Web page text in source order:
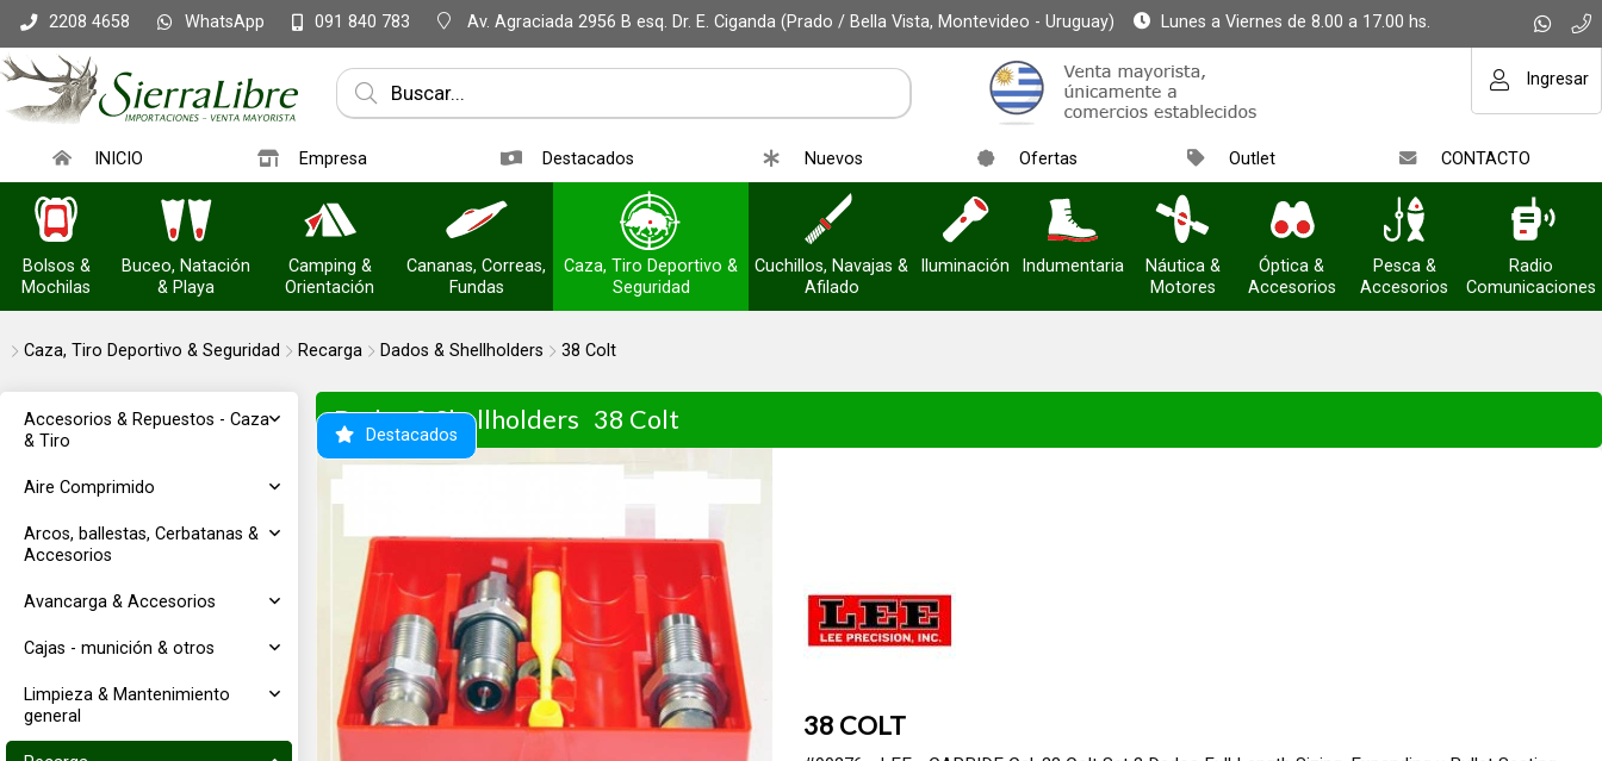
2208 4658 WhatsApp 091 840 783 Av. Agraciada 2956 B esq. Dr. E. Ciganda (Prado / Bella Vista, Montevideo - Uruguay) Lunes a Viernes de 8.00 a 17.00 hs.
Ingresar
INICIO Empresa Destacados Nuevos Ofertas Outlet CONTACTO
Bolsos &
Mochilas
Buceo, Natación
& Playa
Camping &
Orientación
Cananas, Correas,
Fundas
Caza, Tiro Deportivo &
Seguridad
Cuchillos, Navajas &
Afilado
Iluminación Indumentaria
Náutica &
Motores
Óptica &
Accesorios
Pesca &
Accesorios
Radio
Comunicaciones
Caza, Tiro Deportivo & Seguridad Recarga Dados & Shellholders 38 Colt
Accesorios & Repuestos - Caza
& Tiro
Aire Comprimido
Arcos, ballestas, Cerbatanas &
Accesorios
Avancarga & Accesorios
Cajas - munición & otros
Limpieza & Mantenimiento
general
Dados & Shellholders 38 Colt
Destacados
38 COLT